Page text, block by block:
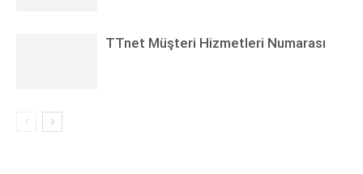
TTnet Müşteri Hizmetleri Numarası